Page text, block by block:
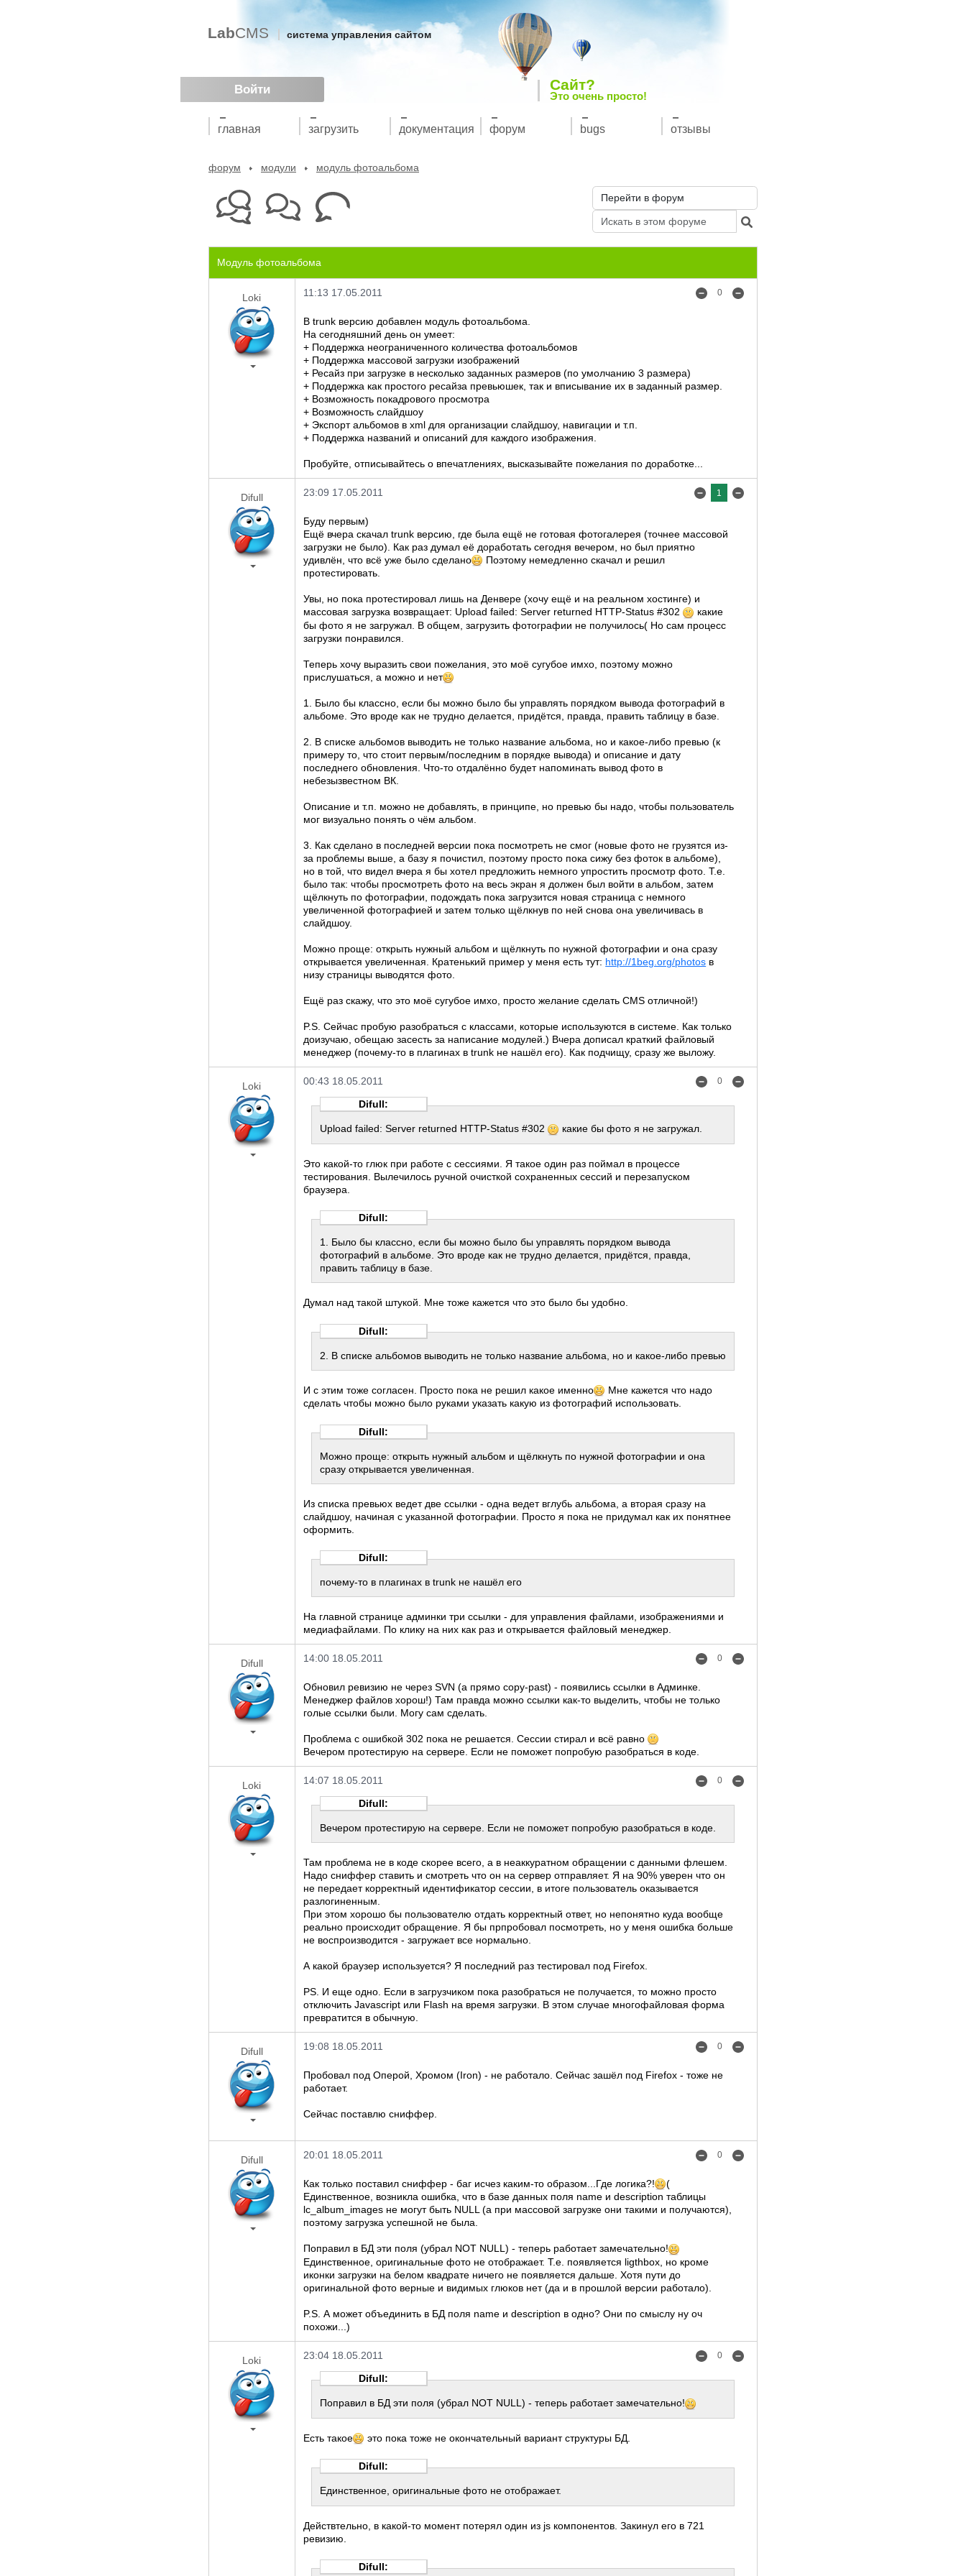
Войти
LabCMS система управления сайтом
Сайт?
Это очень просто!
главная загрузить документация форум bugs отзывы
форум модули модуль фотоальбома
Модуль фотоальбома
Loki 0
11:13 17.05.2011
В trunk версию добавлен модуль фотоальбома.
На сегодняшний день он умеет:
+ Поддержка неограниченного количества фотоальбомов
+ Поддержка массовой загрузки изображений
+ Ресайз при загрузке в несколько заданных размеров (по умолчанию 3 размера)
+ Поддержка как простого ресайза превьюшек, так и вписывание их в заданный размер.
+ Возможность покадрового просмотра
+ Возможность слайдшоу
+ Экспорт альбомов в xml для организации слайдшоу, навигации и т.п.
+ Поддержка названий и описаний для каждого изображения.
Пробуйте, отписывайтесь о впечатлениях, высказывайте пожелания по доработке...
Difull 1
23:09 17.05.2011
Буду первым)
Ещё вчера скачал trunk версию, где была ещё не готовая фотогалерея (точнее массовой
загрузки не было). Как раз думал её доработать сегодня вечером, но был приятно
удивлён, что всё уже было сделано
Поэтому немедленно скачал и решил
протестировать.
Увы, но пока протестировал лишь на Денвере (хочу ещё и на реальном хостинге) и
массовая загрузка возвращает: Upload failed: Server returned HTTP-Status #302
какие
бы фото я не загружал. В общем, загрузить фотографии не получилось( Но сам процесс
загрузки понравился.
Теперь хочу выразить свои пожелания, это моё сугубое имхо, поэтому можно
прислушаться, а можно и нет
1. Было бы классно, если бы можно было бы управлять порядком вывода фотографий в
альбоме. Это вроде как не трудно делается, придётся, правда, править таблицу в базе.
2. В списке альбомов выводить не только название альбома, но и какое-либо превью (к
примеру то, что стоит первым/последним в порядке вывода) и описание и дату
последнего обновления. Что-то отдалённо будет напоминать вывод фото в
небезызвестном ВК.
Описание и т.п. можно не добавлять, в принципе, но превью бы надо, чтобы пользователь
мог визуально понять о чём альбом.
3. Как сделано в последней версии пока посмотреть не смог (новые фото не грузятся из-
за проблемы выше, а базу я почистил, поэтому просто пока сижу без фоток в альбоме),
но в той, что видел вчера я бы хотел предложить немного упростить просмотр фото. Т.е.
было так: чтобы просмотреть фото на весь экран я должен был войти в альбом, затем
щёлкнуть по фотографии, подождать пока загрузится новая страница с немного
увеличенной фотографией и затем только щёлкнув по ней снова она увеличивась в
слайдшоу.
Можно проще: открыть нужный альбом и щёлкнуть по нужной фотографии и она сразу
открывается увеличенная. Кратенький пример у меня есть тут: http://1beg.org/photos в
низу страницы выводятся фото.
Ещё раз скажу, что это моё сугубое имхо, просто желание сделать CMS отличной!)
P.S. Сейчас пробую разобраться с классами, которые используются в системе. Как только
доизучаю, обещаю засесть за написание модулей.) Вчера дописал краткий файловый
менеджер (почему-то в плагинах в trunk не нашёл его). Как подчищу, сразу же выложу.
Loki 0
00:43 18.05.2011
Difull:
Upload failed: Server returned HTTP-Status #302 какие бы фото я не загружал.
Это какой-то глюк при работе с сессиями. Я такое один раз поймал в процессе
тестирования. Вылечилось ручной очисткой сохраненных сессий и перезапуском
браузера.
Difull:
1. Было бы классно, если бы можно было бы управлять порядком вывода
фотографий в альбоме. Это вроде как не трудно делается, придётся, правда,
править таблицу в базе.
Думал над такой штукой. Мне тоже кажется что это было бы удобно.
Difull:
2. В списке альбомов выводить не только название альбома, но и какое-либо превью
И с этим тоже согласен. Просто пока не решил какое именно
Мне кажется что надо
сделать чтобы можно было руками указать какую из фотографий использовать.
Difull:
Можно проще: открыть нужный альбом и щёлкнуть по нужной фотографии и она
сразу открывается увеличенная.
Из списка превьюх ведет две ссылки - одна ведет вглубь альбома, а вторая сразу на
слайдшоу, начиная с указанной фотографии. Просто я пока не придумал как их понятнее
оформить.
Difull:
почему-то в плагинах в trunk не нашёл его
На главной странице админки три ссылки - для управления файлами, изображениями и
медиафайлами. По клику на них как раз и открывается файловый менеджер.
Difull 0
14:00 18.05.2011
Обновил ревизию не через SVN (а прямо copy-past) - появились ссылки в Админке.
Менеджер файлов хорош!) Там правда можно ссылки как-то выделить, чтобы не только
голые ссылки были. Могу сам сделать.
Проблема с ошибкой 302 пока не решается. Сессии стирал и всё равно
Вечером протестирую на сервере. Если не поможет попробую разобраться в коде.
Loki 0
14:07 18.05.2011
Difull:
Вечером протестирую на сервере. Если не поможет попробую разобраться в коде.
Там проблема не в коде скорее всего, а в неаккуратном обращении с данными флешем.
Надо сниффер ставить и смотреть что он на сервер отправляет. Я на 90% уверен что он
не передает корректный идентификатор сессии, в итоге пользователь оказывается
разлогиненным.
При этом хорошо бы пользователю отдать корректный ответ, но непонятно куда вообще
реально происходит обращение. Я бы прпробовал посмотреть, но у меня ошибка больше
не воспроизводится - загружает все нормально.
А какой браузер используется? Я последний раз тестировал под Firefox.
PS. И еще одно. Если в загрузчиком пока разобраться не получается, то можно просто
отключить Javascript или Flash на время загрузки. В этом случае многофайловая форма
превратится в обычную.
Difull 0
19:08 18.05.2011
Пробовал под Оперой, Хромом (Iron) - не работало. Сейчас зашёл под Firefox - тоже не
работает.
Сейчас поставлю сниффер.
Difull 0
20:01 18.05.2011
Как только поставил сниффер - баг исчез каким-то образом...Где логика?!
(
Единственное, возникла ошибка, что в базе данных поля name и description таблицы
lc_album_images не могут быть NULL (а при массовой загрузке они такими и получаются),
поэтому загрузка успешной не была.
Поправил в БД эти поля (убрал NOT NULL) - теперь работает замечательно!
Единственное, оригинальные фото не отображает. Т.е. появляется ligthbox, но кроме
иконки загрузки на белом квадрате ничего не появляется дальше. Хотя пути до
оригинальной фото верные и видимых глюков нет (да и в прошлой версии работало).
P.S. А может объединить в БД поля name и description в одно? Они по смыслу ну оч
похожи...)
Loki 0
23:04 18.05.2011
Difull:
Поправил в БД эти поля (убрал NOT NULL) - теперь работает замечательно!
Есть такое это пока тоже не окончательный вариант структуры БД.
Difull:
Единственное, оригинальные фото не отображает.
Действтельно, в какой-то момент потерял один из js компонентов. Закинул его в 721
ревизию.
Difull: